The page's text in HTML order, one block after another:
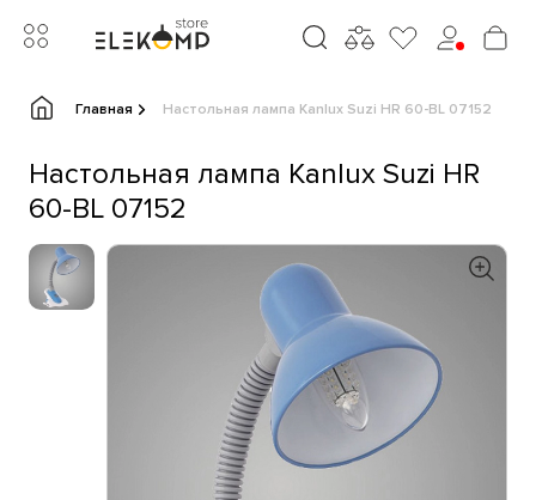
Главная Настольная лампа Kanlux Suzi HR 60-BL 07152
Настольная лампа Kanlux Suzi HR
60-BL 07152